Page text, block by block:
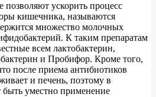
позволяют ускорить процесс
кишечника, называются
множество молочных
К таким препаратам
всем лактобактерин,
и Пробифор. Кроме того,
после приема антибиотиков
и печень, поэтому в
быть уместно применение